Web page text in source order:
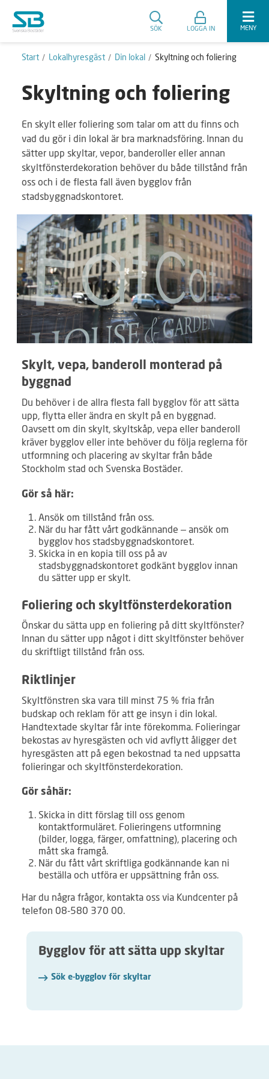
SÖK LOGGA IN MENY
Start Lokalhyresgäst Din lokal Skyltning och foliering
Skyltning och foliering
En skylt eller foliering som talar om att du finns och
vad du gör i din lokal är bra marknadsföring. Innan du
sätter upp skyltar, vepor, banderoller eller annan
skyltfönsterdekoration behöver du både tillstånd från
oss och i de flesta fall även bygglov från
stadsbyggnadskontoret.
Skylt, vepa, banderoll monterad på
byggnad
Du behöver i de allra flesta fall bygglov för att sätta
upp, flytta eller ändra en skylt på en byggnad.
Oavsett om din skylt, skyltskåp, vepa eller banderoll
kräver bygglov eller inte behöver du följa reglerna för
utformning och placering av skyltar från både
Stockholm stad och Svenska Bostäder.
Gör så här:
Ansök om tillstånd från oss.
När du har fått vårt godkännande – ansök om
bygglov hos stadsbyggnadskontoret.
Skicka in en kopia till oss på av
stadsbyggnadskontoret godkänt bygglov innan
du sätter upp er skylt.
Foliering och skyltfönsterdekoration
Önskar du sätta upp en foliering på ditt skyltfönster?
Innan du sätter upp något i ditt skyltfönster behöver
du skriftligt tillstånd från oss.
Riktlinjer
Skyltfönstren ska vara till minst 75 % fria från
budskap och reklam för att ge insyn i din lokal.
Handtextade skyltar får inte förekomma. Folieringar
bekostas av hyresgästen och vid avflytt åligger det
hyresgästen att på egen bekostnad ta ned uppsatta
folieringar och skyltfönsterdekoration.
Gör såhär:
Skicka in ditt förslag till oss genom
kontaktformuläret. Folieringens utformning
(bilder, logga, färger, omfattning), placering och
mått ska framgå.
När du fått vårt skriftliga godkännande kan ni
beställa och utföra er uppsättning från oss.
Har du några frågor, kontakta oss via Kundcenter på
telefon 08-580 370 00.
Bygglov för att sätta upp skyltar
Sök e-bygglov för skyltar